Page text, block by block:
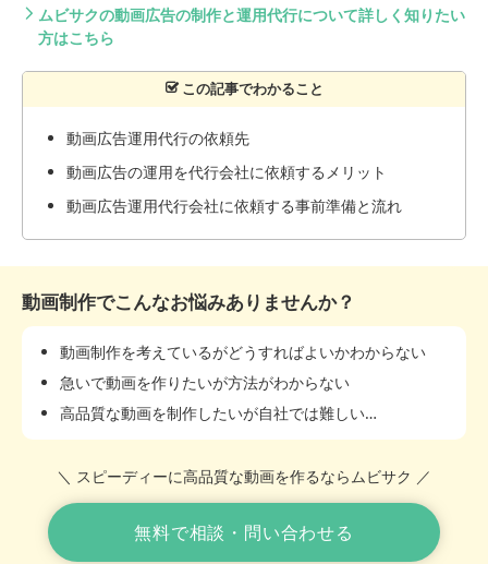
ムビサクの動画広告の制作と運用代行について詳しく知りたい
方はこちら
動画広告運用代行の依頼先
動画広告の運用を代行会社に依頼するメリット
動画広告運用代行会社に依頼する事前準備と流れ
動画制作でこんなお悩みありませんか？
動画制作を考えているがどうすればよいかわからない
急いで動画を作りたいが方法がわからない
高品質な動画を制作したいが自社では難しい…
＼ スピーディーに高品質な動画を作るならムビサク ／
無料で相談・問い合わせる